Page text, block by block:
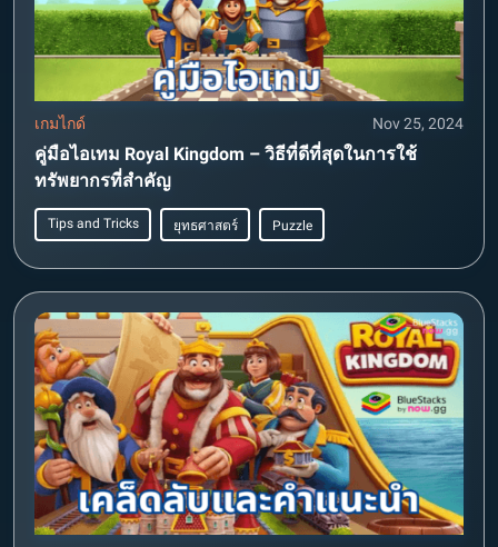
เกมไกด์ Nov 25, 2024
คู่มือไอเทม Royal Kingdom – วิธีที่ดีที่สุดในการใช้
ทรัพยากรที่สำคัญ
Tips and Tricks ยุทธศาสตร์ Puzzle